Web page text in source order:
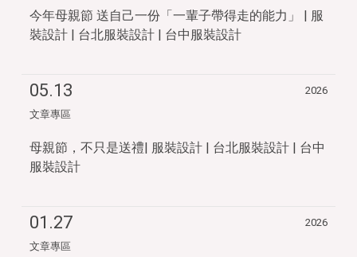
今年母親節 送自己一份「一輩子帶得走的能力」 | 服
裝設計 | 台北服裝設計 | 台中服裝設計
05.13
2026
文章專區
母親節，不只是送禮| 服裝設計 | 台北服裝設計 | 台中
服裝設計
01.27
2026
文章專區